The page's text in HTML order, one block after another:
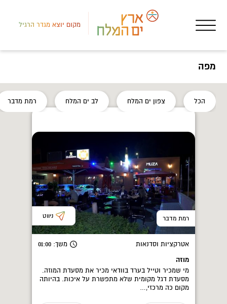
מקום יוצא מגדר הרגיל
מפה
הכל צפון ים המלח לב ים המלח רמת מדבר
רמת מדבר ניווט
אטרקציות וסדנאות משך: 01:00
מוזה
מי שמכיר וטייל בערד בוודאי מכיר את מסעדת המוזה.
מסעדת דגל מקומית שלא מתפשרת על איכות. בהיותה
מקום כה מרכזי,…